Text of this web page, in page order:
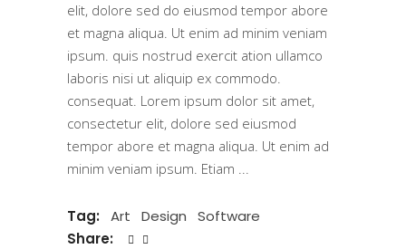
elit, dolore sed do eiusmod tempor abore
et magna aliqua. Ut enim ad minim veniam
ipsum. quis nostrud exercit ation ullamco
laboris nisi ut aliquip ex commodo.
consequat. Lorem ipsum dolor sit amet,
consectetur elit, dolore sed eiusmod
tempor abore et magna aliqua. Ut enim ad
minim veniam ipsum. Etiam
Tag: Art Design
Software
Share: